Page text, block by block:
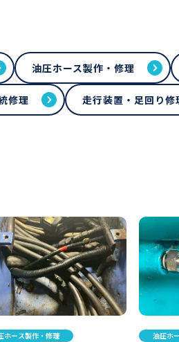
油圧ホース製作・修理
修理 走行装置・足回り修
ホース製作・修理
油圧ホ